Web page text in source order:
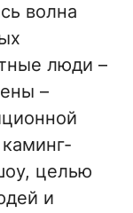
волна
люди –
–
целью
и